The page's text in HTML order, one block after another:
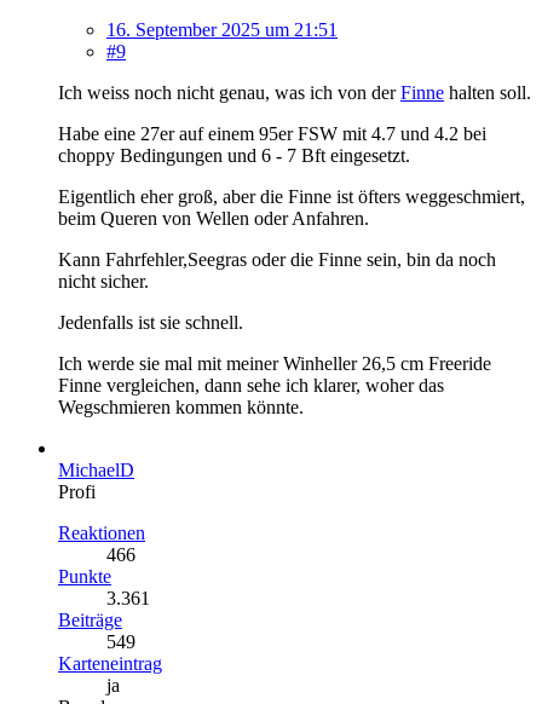
16. September 2025 um 21:51
#9
Ich weiss noch nicht genau, was ich von derFinne halten soll.
Habe eine 27er auf einem 95er FSW mit 4.7 und 4.2 bei
choppy Bedingungen und 6 - 7 Bft eingesetzt.
Eigentlich eher groß, aber die Finne ist öfters weggeschmiert,
beim Queren von Wellen oder Anfahren.
Kann Fahrfehler,Seegras oder die Finne sein, bin da noch
nicht sicher.
Jedenfalls ist sie schnell.
Ich werde sie mal mit meiner Winheller 26,5 cm Freeride
Finne vergleichen, dann sehe ich klarer, woher das
Wegschmieren kommen könnte.
MichaelD
Profi
Reaktionen
466
Punkte
3.361
Beiträge
549
Karteneintrag
ja